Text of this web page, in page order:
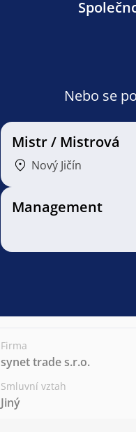
Nebo se
Mistr / Mistrová
Nový Jičín
Management
Firma
synet trade s.r.o.
Smluvní vztah
Jiný